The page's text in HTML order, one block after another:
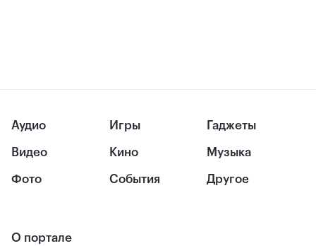
Аудио
Видео
Фото
Игры
Кино
События
Гаджеты
Музыка
Другое
О портале